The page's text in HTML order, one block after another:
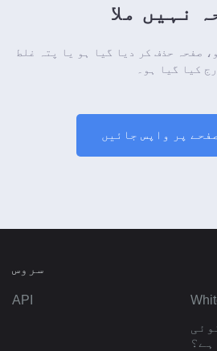
نہیں ملا
صفحہ حذف کر دیا گیا ہو یا پتہ غلط
کیا گیا ہو۔
پر واپس جائیں
سروس
API